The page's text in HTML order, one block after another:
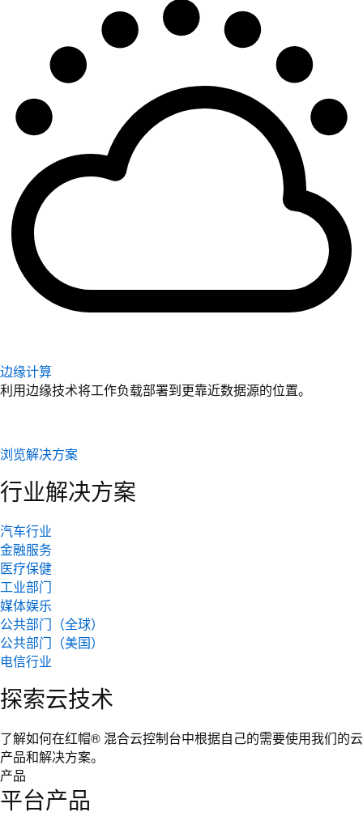
边缘计算
利用边缘技术将工作负载部署到更靠近数据源的位置。
浏览解决方案
行业解决方案
汽车行业
金融服务
医疗保健
工业部门
媒体娱乐
公共部门（全球）
公共部门（美国）
电信行业
探索云技术
了解如何在红帽® 混合云控制台中根据自己的需要使用我们的云
产品和解决方案。
产品
平台产品